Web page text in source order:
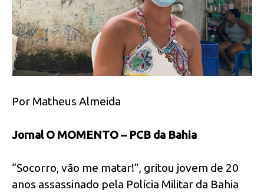
Por Matheus Almeida
Jornal O MOMENTO – PCB da Bahia
“Socorro, vão me matar!”, gritou jovem de 20
anos assassinado pela Polícia Militar da Bahia